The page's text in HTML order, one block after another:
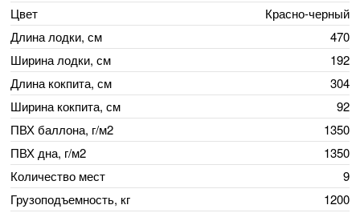
Цвет
Красно-черный
Длина лодки, см
470
Ширина лодки, см
192
Длина кокпита, см
304
Ширина кокпита, см
92
ПВХ баллона, г/м2
1350
ПВХ дна, г/м2
1350
Количество мест
9
Грузоподъемность, кг
1200